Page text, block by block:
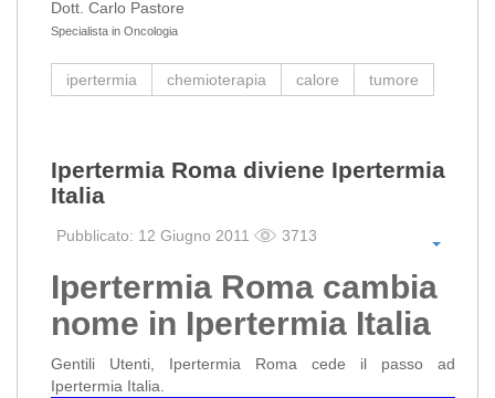
Dott. Carlo Pastore
Specialista in Oncologia
ipertermia chemioterapia calore tumore
Ipertermia Roma diviene Ipertermia
Italia
Pubblicato: 12 Giugno 2011 3713
Ipertermia Roma cambia
nome in Ipertermia Italia
Gentili Utenti, Ipertermia Roma cede il passo ad
Ipertermia Italia.